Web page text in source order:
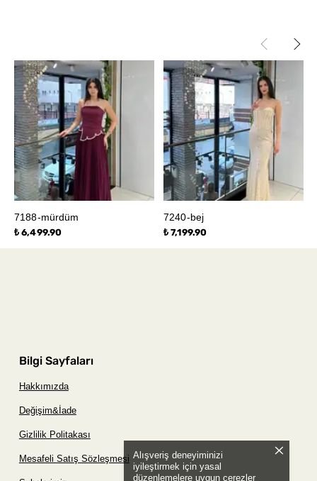
Alışveriş deneyiminizi
iyileştirmek için yasal
düzenlemelere uygun çerezler
7188-mürdüm
₺ 6,499.90
7240-bej
₺ 7,199.90
Bilgi Sayfaları
Hakkımızda
Değişim&İade
Gizlilik Politakası
Mesafeli Satış Sözleşmesi